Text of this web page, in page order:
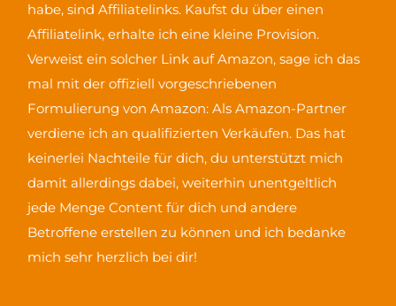
habe, sind Affiliatelinks. Kaufst du über einen
Affiliatelink, erhalte ich eine kleine Provision.
Verweist ein solcher Link auf Amazon, sage ich das
mal mit der offiziell vorgeschriebenen
Formulierung von Amazon:Als Amazon-Partner
verdiene ich an qualifizierten Verkäufen. Das hat
keinerlei Nachteile für dich, du unterstützt mich
damit allerdings dabei, weiterhin unentgeltlich
jede Menge Content für dich und andere
Betroffene erstellen zu können und ich bedanke
mich sehr herzlich bei dir!